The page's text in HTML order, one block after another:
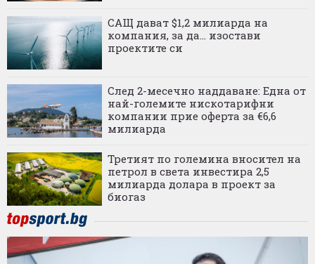
САЩ дават $1,2 милиарда на
компания, за да... изостави
проектите си
След 2-месечно наддаване: Една от
най-големите нискотарифни
компании прие оферта за €6,6
милиарда
Третият по големина вносител на
петрол в света инвестира 2,5
милиарда долара в проект за
биогаз